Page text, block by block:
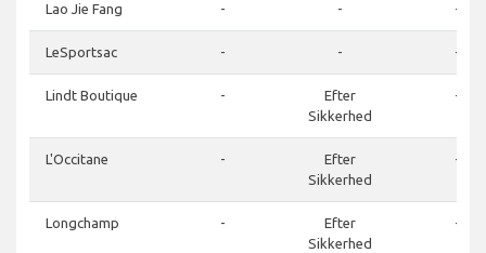
Lao Jie Fang - - -
LeSportsac - - -
Lindt Boutique -
Efter
Sikkerhed
-
L'Occitane -
Efter
Sikkerhed
-
Longchamp -
Efter
Sikkerhed
-